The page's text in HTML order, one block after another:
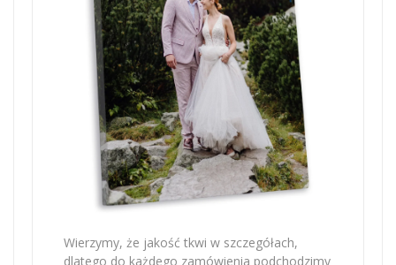
Wierzymy, że jakość tkwi w szczegółach,
dlatego do każdego zamówienia podchodzimy